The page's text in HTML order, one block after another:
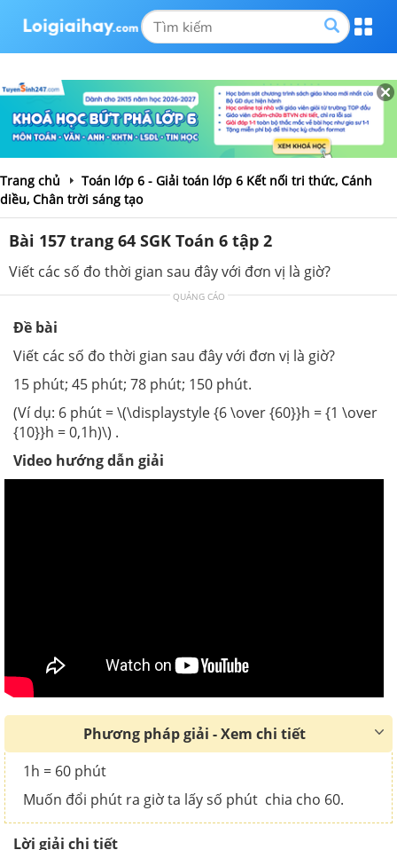
Trang chủ
Toán lớp 6 - Giải toán lớp 6 Kết nối tri thức, Cánh
diều, Chân trời sáng tạo
Bài 157 trang 64 SGK Toán 6 tập 2
Viết các số đo thời gian sau đây với đơn vị là giờ?
QUẢNG CÁO
Đề bài
Viết các số đo thời gian sau đây với đơn vị là giờ?
15 phút; 45 phút; 78 phút; 150 phút.
(Ví dụ: 6 phút = \(\displaystyle {6 \over {60}}h = {1 \over
{10}}h = 0,1h)\) .
Video hướng dẫn giải
Phương pháp giải - Xem chi tiết
1h = 60 phút
Muốn đổi phút ra giờ ta lấy số phút chia cho 60.
Lời giải chi tiết